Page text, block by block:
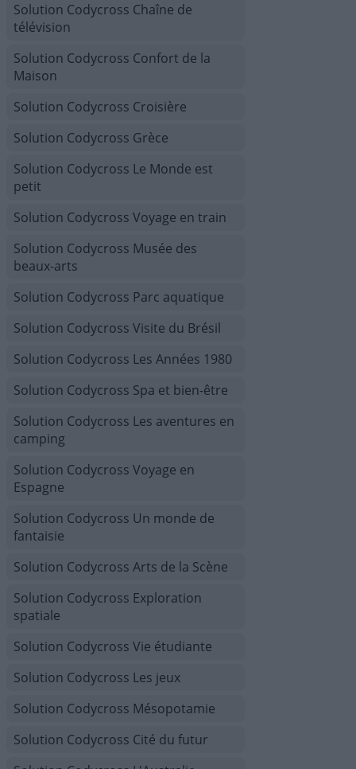
Solution Codycross Chaîne de
télévision
Solution Codycross Confort de la
Maison
Solution Codycross Croisière
Solution Codycross Grèce
Solution Codycross Le Monde est
petit
Solution Codycross Voyage en train
Solution Codycross Musée des
beaux-arts
Solution Codycross Parc aquatique
Solution Codycross Visite du Brésil
Solution Codycross Les Années 1980
Solution Codycross Spa et bien-être
Solution Codycross Les aventures en
camping
Solution Codycross Voyage en
Espagne
Solution Codycross Un monde de
fantaisie
Solution Codycross Arts de la Scène
Solution Codycross Exploration
spatiale
Solution Codycross Vie étudiante
Solution Codycross Les jeux
Solution Codycross Mésopotamie
Solution Codycross Cité du futur